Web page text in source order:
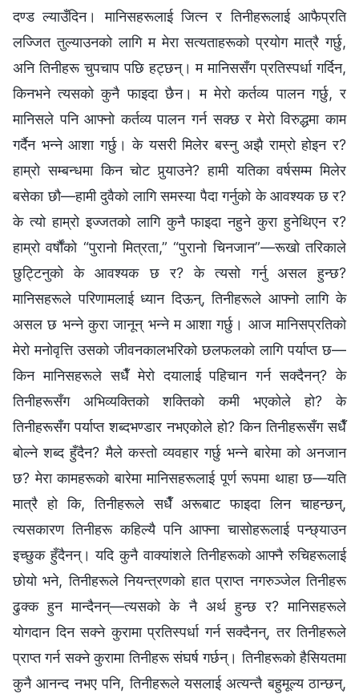
दण्ड ल्याउँदिन। मानिसहरूलाई जित्‍न र तिनीहरूलाई आफैप्रति
लज्‍जित तुल्याउनको लागि म मेरा सत्यताहरूको प्रयोग मात्रै गर्छु,
अनि तिनीहरू चुपचाप पछि हट्छन्। म मानिससँग प्रतिस्पर्धा गर्दिन,
किनभने त्यसको कुनै फाइदा छैन। म मेरो कर्तव्य पालन गर्छु, र
मानिसले पनि आफ्‍नो कर्तव्य पालन गर्न सक्छ र मेरो विरुद्धमा काम
गर्दैन भन्‍ने आशा गर्छु। के यसरी मिलेर बस्‍नु अझै राम्रो होइन र?
हाम्रो सम्‍बन्धमा किन चोट पुर्‍याउने? हामी यतिका वर्षसम्‍म मिलेर
बसेका छौ—हामी दुवैको लागि समस्या पैदा गर्नुको के आवश्यक छ र?
के त्यो हाम्रो इज्‍जतको लागि कुनै फाइदा नहुने कुरा हुनेथिएन र?
हाम्रो वर्षौंको “पुरानो मित्रता,” “पुरानो चिनजान”—रूखो तरिकाले
छुट्टिनुको के आवश्यक छ र? के त्यसो गर्नु असल हुन्छ?
मानिसहरूले परिणामलाई ध्यान दिऊन्, तिनीहरूले आफ्‍नो लागि के
असल छ भन्‍ने कुरा जानून् भन्‍ने म आशा गर्छु। आज मानिसप्रतिको
मेरो मनोवृत्ति उसको जीवनकालभरिको छलफलको लागि पर्याप्त छ—
किन मानिसहरूले सधैँ मेरो दयालाई पहिचान गर्न सक्दैनन्? के
तिनीहरूसँग अभिव्यक्तिको शक्तिको कमी भएकोले हो? के
तिनीहरूसँग पर्याप्त शब्दभण्डार नभएकोले हो? किन तिनीहरूसँग सधैँ
बोल्‍ने शब्‍द हुँदैन? मैले कस्तो व्यवहार गर्छु भन्‍ने बारेमा को अनजान
छ? मेरा कामहरूको बारेमा मानिसहरूलाई पूर्ण रूपमा थाहा छ—यति
मात्रै हो कि, तिनीहरूले सधैँ अरूबाट फाइदा लिन चाहन्छन्,
त्यसकारण तिनीहरू कहिल्यै पनि आफ्‍ना चासोहरूलाई पन्छ्याउन
इच्‍छुक हुँदैनन्। यदि कुनै वाक्यांशले तिनीहरूको आफ्‍नै रुचिहरूलाई
छोयो भने, तिनीहरूले नियन्त्रणको हात प्राप्त नगरुञ्‍जेल तिनीहरू
ढुक्‍क हुन मान्दैनन्—त्यसको के नै अर्थ हुन्छ र? मानिसहरूले
योगदान दिन सक्‍ने कुरामा प्रतिस्पर्धा गर्न सक्दैनन्, तर तिनीहरूले
प्राप्त गर्न सक्‍ने कुरामा तिनीहरू संघर्ष गर्छन्। तिनीहरूको हैसियतमा
कुनै आनन्द नभए पनि, तिनीहरूले यसलाई अत्यन्तै बहुमूल्य ठान्छन्,